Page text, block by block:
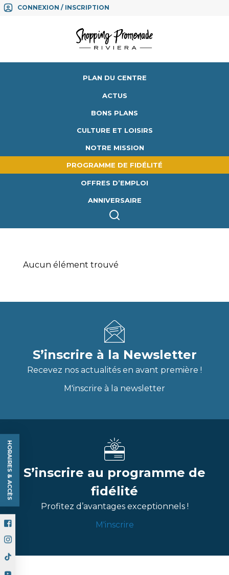
CONNEXION / INSCRIPTION
PLAN DU CENTRE
ACTUS
BONS PLANS
CULTURE ET LOISIRS
NOTRE MISSION
PROGRAMME DE FIDÉLITÉ
OFFRES D’EMPLOI
ANNIVERSAIRE
Aucun élément trouvé
HORAIRES & ACCÈS
S’inscrire à la Newsletter
Recevez nos actualités en avant première !
M'inscrire à la newsletter
S’inscrire au programme de
fidélité
Profitez d’avantages exceptionnels !
M'inscrire